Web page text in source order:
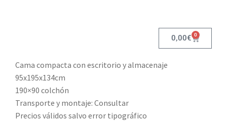
0,00€ 0
Cama compacta con escritorio y almacenaje
95x195x134cm
190×90 colchón
Transporte y montaje: Consultar
Precios válidos salvo error tipográfico